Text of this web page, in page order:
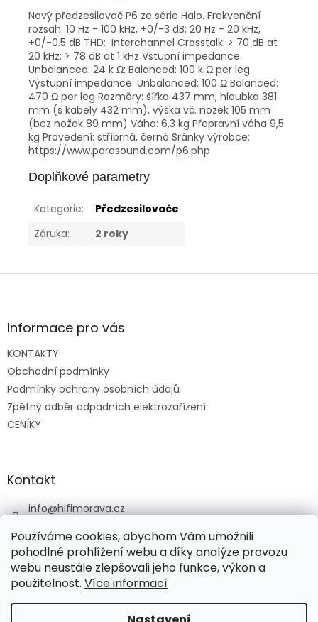
Používáme cookies, abychom Vám umožnili
pohodlné prohlížení webu a díky analýze provozu
webu neustále zlepšovali jeho funkce, výkon a
použitelnost. Více informací
Nový předzesilovač P6 ze série Halo. Frekvenční
rozsah: 10 Hz - 100 kHz, +0/-3 dB; 20 Hz - 20 kHz,
+0/-0.5 dB THD: Interchannel Crosstalk: > 70 dB at
20 kHz; > 78 dB at 1 kHz Vstupní impedance:
Unbalanced: 24 k Ω; Balanced: 100 k Ω per leg
Výstupní impedance: Unbalanced: 100 Ω Balanced:
470 Ω per leg Rozměry: šířka 437 mm, hloubka 381
mm (s kabely 432 mm), výška vč. nožek 105 mm
(bez nožek 89 mm) Váha: 6,3 kg Přepravní váha 9,5
kg Provedení: stříbrná, černá Sránky výrobce:
https://www.parasound.com/p6.php
Doplňkové parametry
Kategorie:
Předzesilovače
Záruka: 2 roky
Z
aInformace pro vás
KONTAKTY
Obchodní podmínky
Podmínky ochrany osobních údajů
Zpětný odběr odpadních elektrozařízení
CENÍKY
Kontakt
info@hifimorava.cz
+420 722 705 125
+420 774 037 152
HI-FI Morava